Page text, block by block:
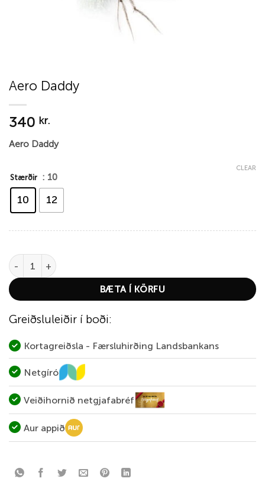
Aero Daddy
340 kr.
Aero Daddy
Stærðir : 10
10 12
CLEAR
Aero Daddy quantity
BÆTA Í KÖRFU
Greiðsluleiðir í boði:
Kortagreiðsla - Færsluhirðing Landsbankans
Netgíró
Veiðihornið netgjafabréf
Aur appið